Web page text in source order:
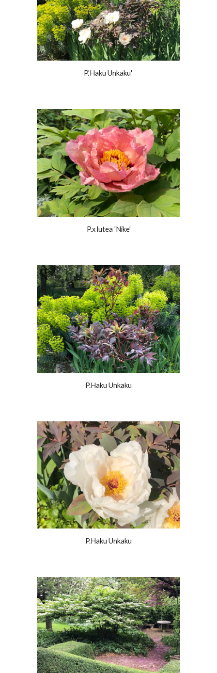
P.'Haku Unkaku'
P.x lutea 'Nike'
P.Haku Unkaku
P.Haku Unkaku